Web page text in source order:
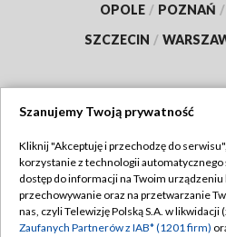
OPOLE / POZNAŃ /
SZCZECIN /
TVP
Abonament TVP
Emisja w TVP
Polityka
Szanujemy Twoją prywatność
Kliknij "Akceptuję i przechodzę do
korzystanie z technologii automatycznego
dostęp do informacji na Twoim
przechowywanie oraz na przetwarzanie
nas, czyli Telewizję Polską S.A. w likwidacji
Zaufanych Partnerów z IAB* (1201 firm)